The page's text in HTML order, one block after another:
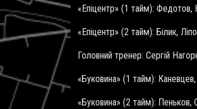
«Епіцентр» (1 тайм):
«Епіцентр» (2 тайм): Білик,
Головний тренер: Сергій
«Буковина» (1 тайм):
«Буковина» (2 тайм):